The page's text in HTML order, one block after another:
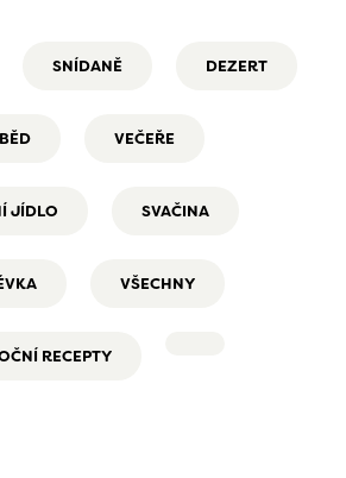
SNÍDANĚ DEZERT
VEČEŘE
JÍDLO SVAČINA
VŠECHNY
RECEPTY